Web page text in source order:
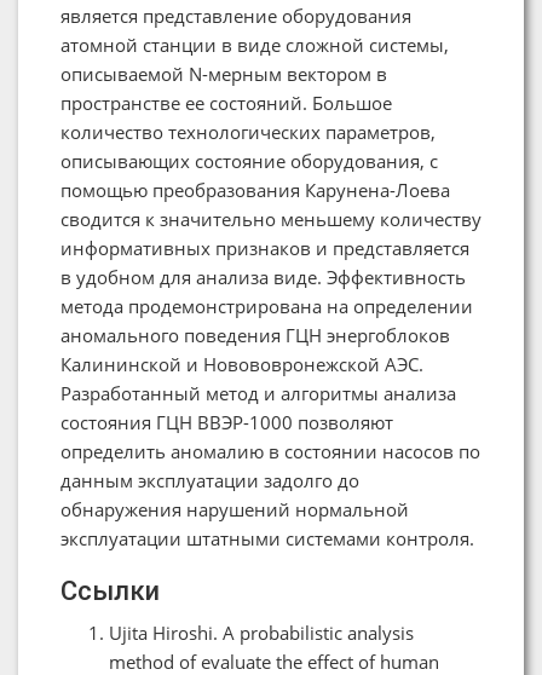
является представление оборудования
атомной станции в виде сложной системы,
описываемой N-мерным вектором в
пространстве ее состояний. Большое
количество технологических параметров,
описывающих состояние оборудования, с
помощью преобразования Карунена-Лоева
сводится к значительно меньшему количеству
информативных признаков и представляется
в удобном для анализа виде. Эффективность
метода продемонстрирована на определении
аномального поведения ГЦН энергоблоков
Калининской и Новововронежской АЭС.
Разработанный метод и алгоритмы анализа
состояния ГЦН ВВЭР-1000 позволяют
определить аномалию в состоянии насосов по
данным эксплуатации задолго до
обнаружения нарушений нормальной
эксплуатации штатными системами контроля.
Ссылки
Ujita Hiroshi. A probabilistic analysis
method of evaluate the effect of human